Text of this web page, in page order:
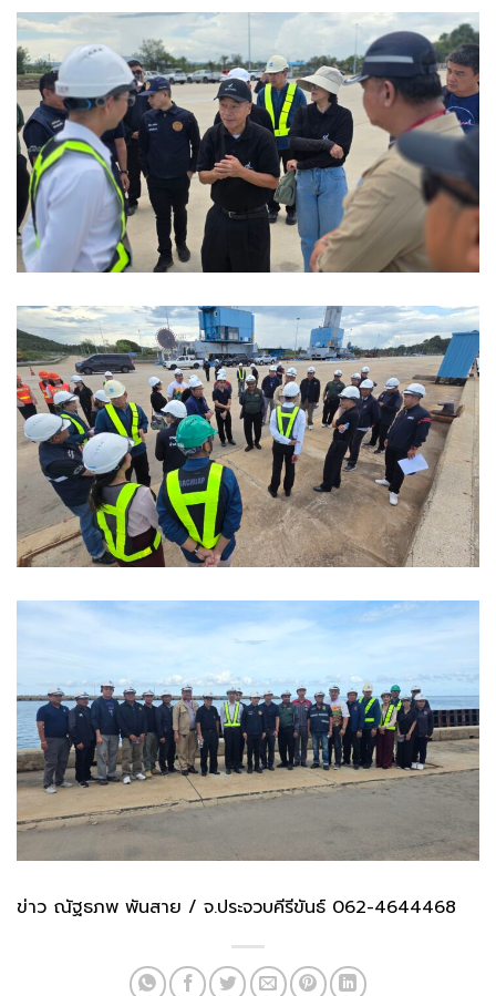
ข่าว ณัฐธภพ พันสาย / จ.ประจวบคีรีขันธ์ 062-4644468